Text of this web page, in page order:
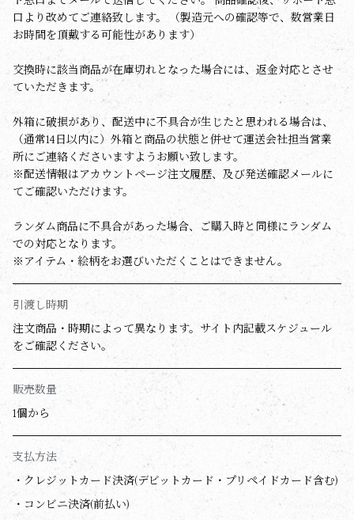
口より改めてご連絡致します。 （製造元への確認等で、数営業日
お時間を頂戴する可能性があります）
交換時に該当商品が在庫切れとなった場合には、返金対応とさせ
ていただきます。
外箱に破損があり、配送中に不具合が生じたと思われる場合は、
（通常14日以内に）外箱と商品の状態と併せて運送会社担当営業
所にご連絡くださいますようお願い致します。
※配送情報はアカウントページ注文履歴、及び発送確認メールに
てご確認いただけます。
ランダム商品に不具合があった場合、ご購入時と同様にランダム
での対応となります。
※アイテム・絵柄をお選びいただくことはできません。
引渡し時期
注文商品・時期によって異なります。サイト内記載スケジュール
をご確認ください。
販売数量
1個から
支払方法
・クレジットカード決済(デビットカード・プリペイドカード含む)
・コンビニ決済(前払い)